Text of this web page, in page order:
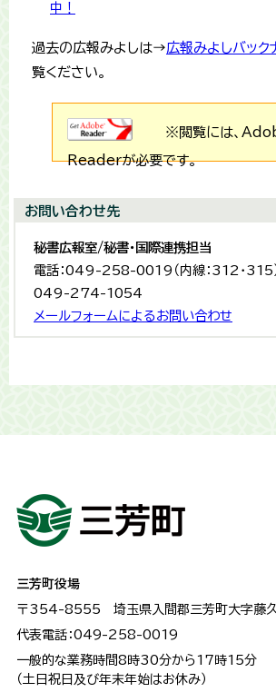
中！
過去の広報みよしは→広報みよしバック
覧ください。
※閲覧には、
Readerが必要です。
お問い合わせ先
秘書広報室/秘書・国際連携担当
電話：049-258-0019（内線：312・
049-274-1054
メールフォームによるお問い合わせ
三芳町役場
〒354-8555 埼玉県入間郡三芳町大字藤
代表電話：049-258-0019
一般的な業務時間8時30分から17時15分
（土日祝日及び年末年始はお休み）